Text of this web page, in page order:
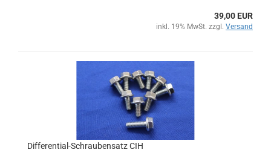
39,00 EUR
inkl. 19% MwSt. zzgl. Versand
Differential-Schraubensatz CIH